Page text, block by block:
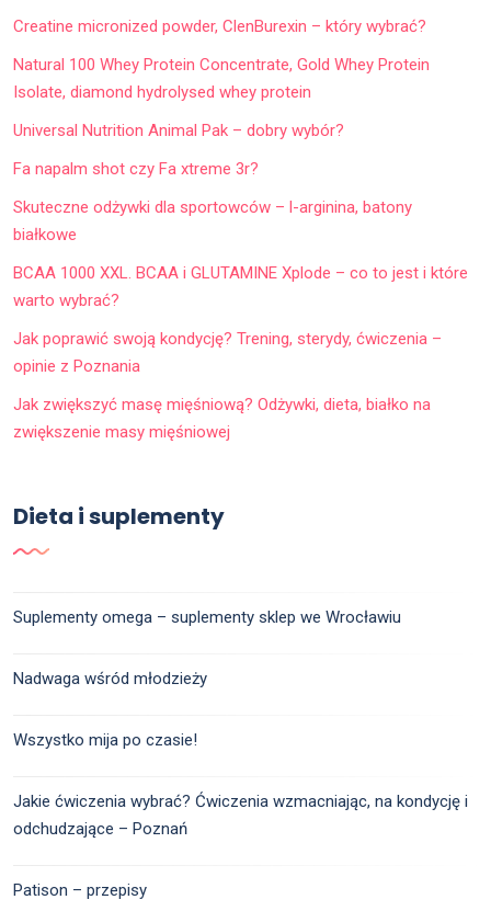
Creatine micronized powder, ClenBurexin – który wybrać?
Natural 100 Whey Protein Concentrate, Gold Whey Protein
Isolate, diamond hydrolysed whey protein
Universal Nutrition Animal Pak – dobry wybór?
Fa napalm shot czy Fa xtreme 3r?
Skuteczne odżywki dla sportowców – l-arginina, batony
białkowe
BCAA 1000 XXL. BCAA i GLUTAMINE Xplode – co to jest i które
warto wybrać?
Jak poprawić swoją kondycję? Trening, sterydy, ćwiczenia –
opinie z Poznania
Jak zwiększyć masę mięśniową? Odżywki, dieta, białko na
zwiększenie masy mięśniowej
Dieta i suplementy
Suplementy omega – suplementy sklep we Wrocławiu
Nadwaga wśród młodzieży
Wszystko mija po czasie!
Jakie ćwiczenia wybrać? Ćwiczenia wzmacniając, na kondycję i
odchudzające – Poznań
Patison – przepisy